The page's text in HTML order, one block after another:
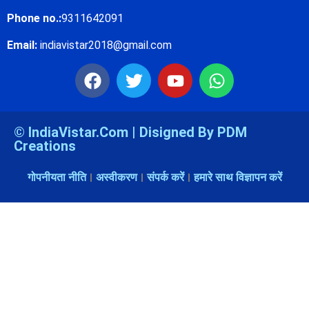
Phone no.:9311642091
Email: indiavistar2018@gmail.com
© IndiaVistar.Com | Disigned By PDM
Creations
गोपनीयता नीति अस्वीकरण संपर्क करें हमारे साथ विज्ञापन करें